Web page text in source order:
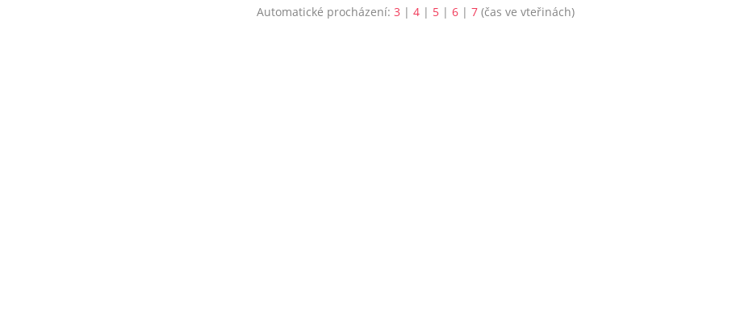
Automatické procházení: 3 | 4| 5| 6| 7(čas ve vteřinách)